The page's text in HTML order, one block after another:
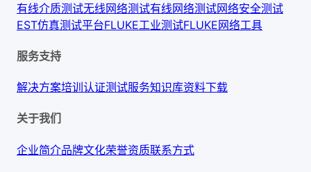
有线介质测试无线网络测试有线网络测试网络安全测试
EST仿真测试平台FLUKE工业测试FLUKE网络工具
服务支持
解决方案培训认证测试服务知识库资料下载
关于我们
企业简介品牌文化荣誉资质联系方式